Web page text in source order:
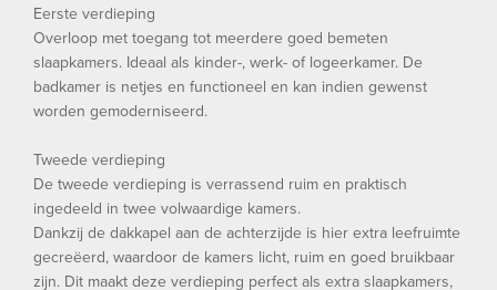
Eerste verdieping
Overloop met toegang tot meerdere goed bemeten
slaapkamers. Ideaal als kinder-, werk- of logeerkamer. De
badkamer is netjes en functioneel en kan indien gewenst
worden gemoderniseerd.
Tweede verdieping
De tweede verdieping is verrassend ruim en praktisch
ingedeeld in twee volwaardige kamers.
Dankzij de dakkapel aan de achterzijde is hier extra leefruimte
gecreëerd, waardoor de kamers licht, ruim en goed bruikbaar
zijn. Dit maakt deze verdieping perfect als extra slaapkamers,